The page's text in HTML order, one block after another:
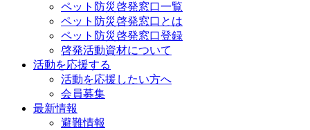
ペット防災啓発窓口一覧
ペット防災啓発窓口とは
ペット防災啓発窓口登録
啓発活動資材について
活動を応援する
活動を応援したい方へ
会員募集
最新情報
避難情報